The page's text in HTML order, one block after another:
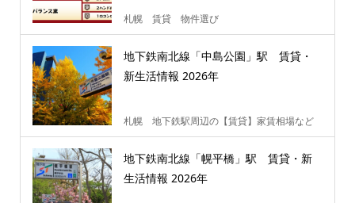
札幌 賃貸 物件選び
地下鉄南北線「中島公園」駅 賃貸・
新生活情報 2026年
札幌 地下鉄駅周辺の【賃貸】家賃相場など
地下鉄南北線「幌平橋」駅 賃貸・新
生活情報 2026年